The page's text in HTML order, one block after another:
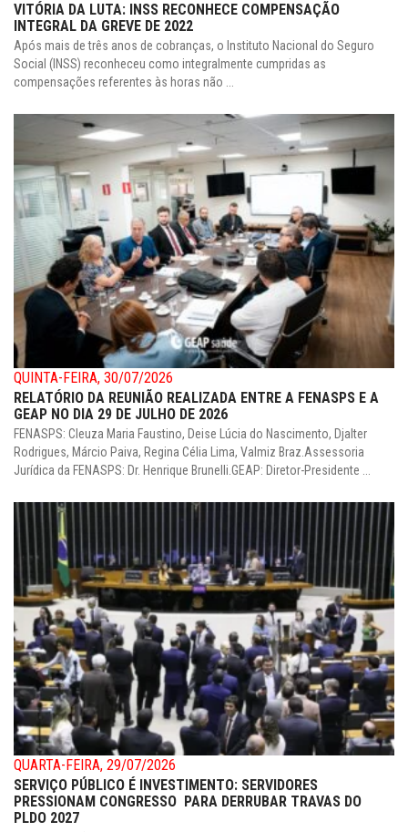
VITÓRIA DA LUTA: INSS RECONHECE COMPENSAÇÃO
INTEGRAL DA GREVE DE 2022
Após mais de três anos de cobranças, o Instituto Nacional do Seguro
Social (INSS) reconheceu como integralmente cumpridas as
compensações referentes às horas não ...
QUINTA-FEIRA, 30/07/2026
RELATÓRIO DA REUNIÃO REALIZADA ENTRE A FENASPS E A
GEAP NO DIA 29 DE JULHO DE 2026
FENASPS: Cleuza Maria Faustino, Deise Lúcia do Nascimento, Djalter
Rodrigues, Márcio Paiva, Regina Célia Lima, Valmiz Braz.Assessoria
Jurídica da FENASPS: Dr. Henrique Brunelli.GEAP: Diretor-Presidente ...
QUARTA-FEIRA, 29/07/2026
SERVIÇO PÚBLICO É INVESTIMENTO: SERVIDORES
PRESSIONAM CONGRESSO PARA DERRUBAR TRAVAS DO
PLDO 2027